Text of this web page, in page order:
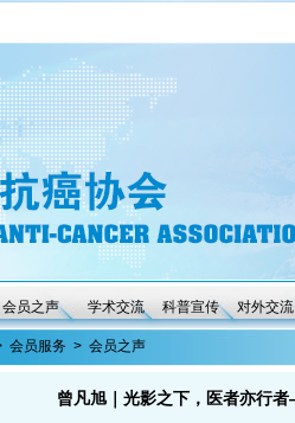
会员之声 学术交流 科普宣传 对外交流
会员服务 > 会员之声
曾凡旭｜光影之下，医者亦行